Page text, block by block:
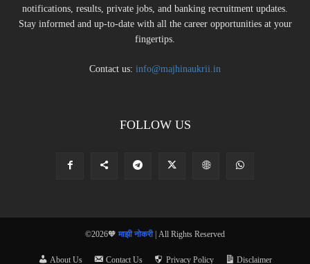
notifications, results, private jobs, and banking recruitment updates.
Stay informed and up-to-date with all the career opportunities at your
fingertips.
Contact us: info@majhinaukrii.in
FOLLOW US
©2026🧡 माझी नोकरी| All Rights Reserved
About Us Contact Us Privacy Policy Disclaimer